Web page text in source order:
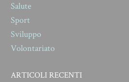
Salute
Sport
Sviluppo
Volontariato
ARTICOLI RECENTI